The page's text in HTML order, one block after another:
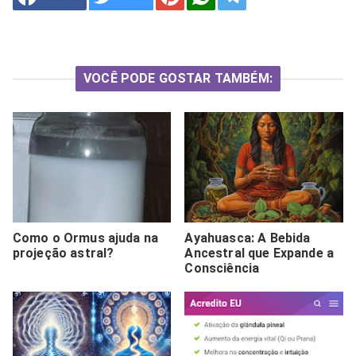
VOCÊ PODE GOSTAR TAMBÉM:
Como o Ormus ajuda na
projeção astral?
Ayahuasca: A Bebida
Ancestral que Expande a
Consciência